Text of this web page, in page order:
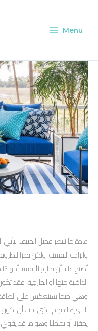
Menu
عادة ما ننتظر فصل الصيف ليأتي
والراحة النفسية، ولكن نظرا
أصبح علينا أن نخلق لأنفسنا
الداخلية منها أو الخارجية، فقد
وهي حتما ستنعكس على
الشيء المهم الذي يجب أن يكون
يحفزنا أو يحبطنا وهو ما قد يقوي